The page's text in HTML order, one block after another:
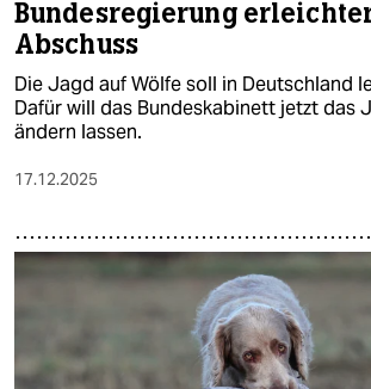
Bundesregierung
Abschuss
Die Jagd auf Wölfe soll in Deutschland
Dafür will das Bundeskabinett jetzt das
ändern lassen.
17.12.2025